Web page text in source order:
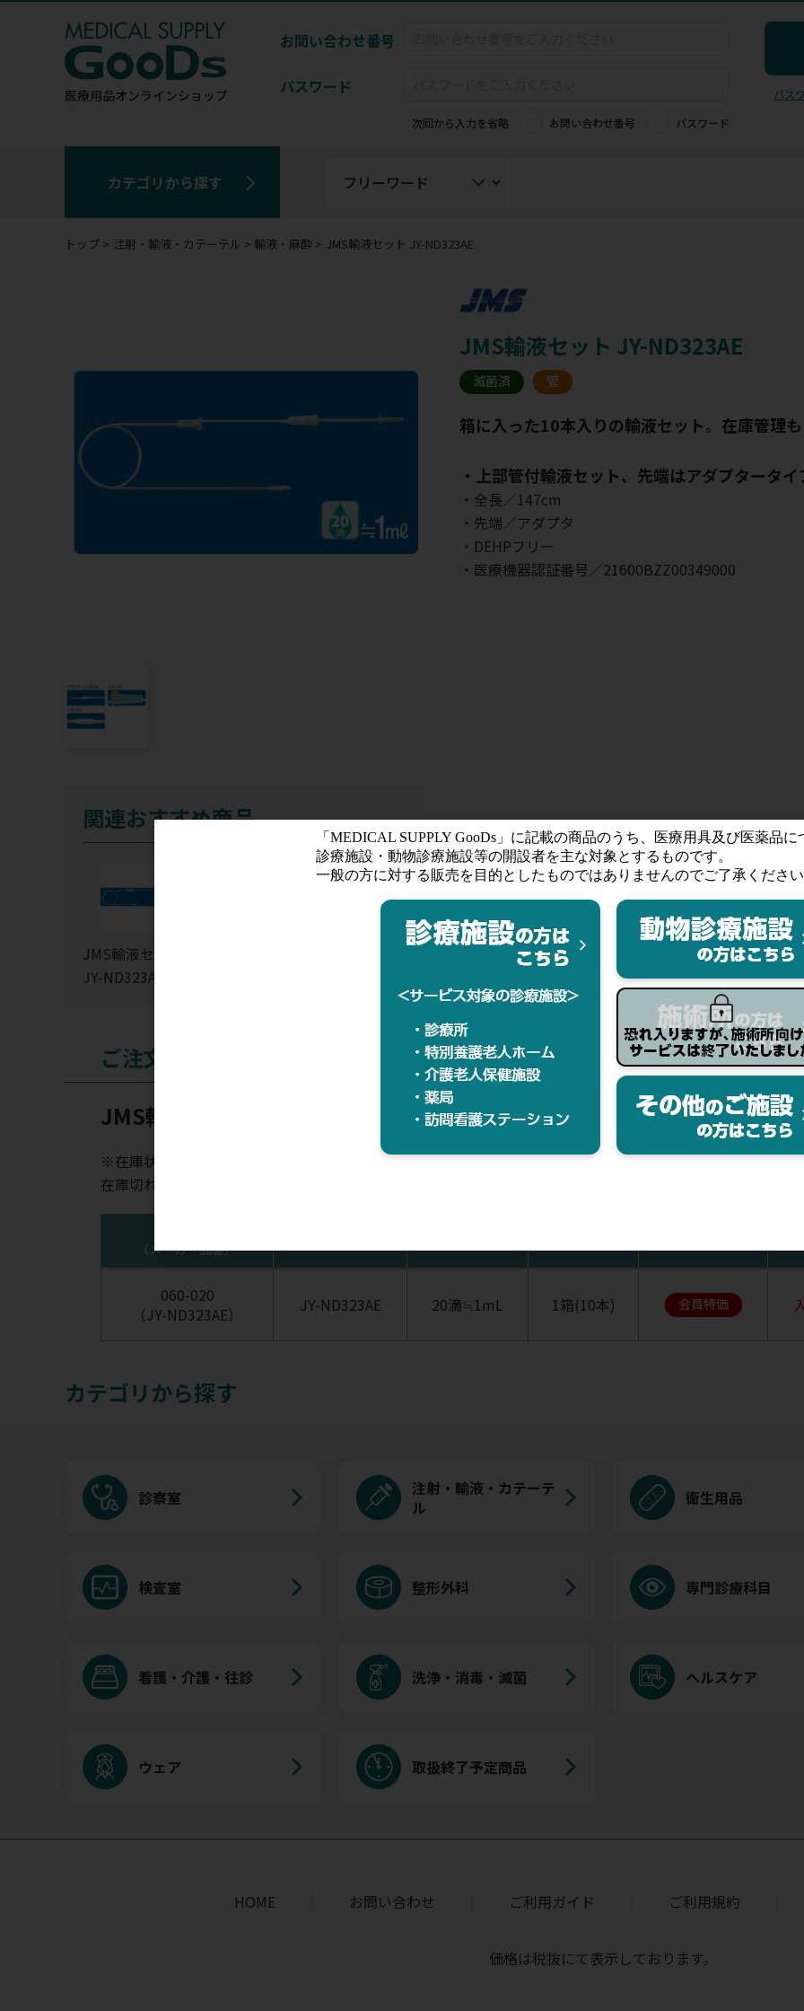
医療用品オンラインショップ
お問い合わせ番号
パスワード
次回から入力を省略 お問い合わせ番号 パスワード
パス
カテゴリから探す
トップ 注射・輸液・カテーテル 輸液・麻酔 JMS輸液セット JY-ND323AE
関連おすすめ商品
JMS輸液セット
JY-ND323A
JMS輸液セット JY-ND323AE
滅菌済 管
箱に入った10本入りの輸液セット。在庫管理
・上部管付輸液セット、先端はアダプタータイ
・全長／147cm
・先端／アダプタ
・DEHPフリー
・医療機器認証番号／21600BZZ00349000
ご注文
JMS輸液セット JY-ND323AE
※在庫状況表示はあくまでも目安となります。
在庫切れの場合はお時間を頂く場合がございます。ご購入ならびにお気に入りの登録にはログインが必要で
（メーカー品番）
060-020
（JY-ND323AE）
JY-ND323AE 20滴≒1mL 1箱(10本) 会員特価
カテゴリから探す
診察室
注射・輸液・カテーテ
ル
衛生用品
検査室 整形外科 専門診療科目
看護・介護・往診 洗浄・消毒・滅菌 ヘルスケア
ウェア 取扱終了予定商品
HOME お問い合わせ ご利用ガイド ご利用規約
価格は税抜にて表示しております。